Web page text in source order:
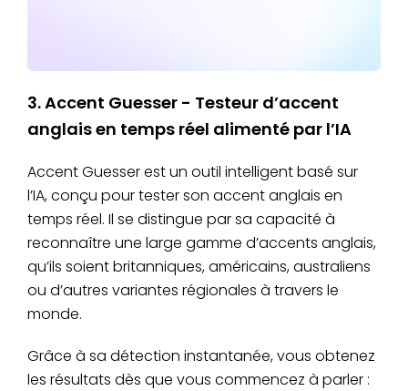
3. Accent Guesser - Testeur d’accent
anglais en temps réel alimenté par l’IA
Accent Guesser est un outil intelligent basé sur
l’IA, conçu pour tester son accent anglais en
temps réel. Il se distingue par sa capacité à
reconnaître une large gamme d’accents anglais,
qu’ils soient britanniques, américains, australiens
ou d’autres variantes régionales à travers le
monde.
Grâce à sa détection instantanée, vous obtenez
les résultats dès que vous commencez à parler :